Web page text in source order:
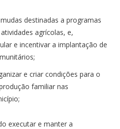
destinadas a programas
agrícolas, e,
e incentivar a implantação de
e criar condições para o
familiar nas
executar e manter a